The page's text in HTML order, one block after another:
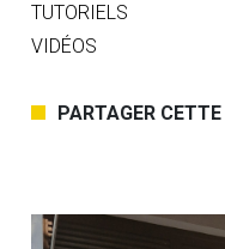
TUTORIELS
VIDÉOS
PARTAGER